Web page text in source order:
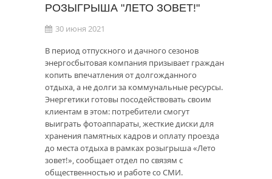
РОЗЫГРЫША "ЛЕТО ЗОВЕТ!"
30 июня 2021
В период отпускного и дачного сезонов
энергосбытовая компания призывает граждан
копить впечатления от долгожданного
отдыха, а не долги за коммунальные ресурсы.
Энергетики готовы посодействовать своим
клиентам в этом: потребители смогут
выиграть фотоаппараты, жесткие диски для
хранения памятных кадров и оплату проезда
до места отдыха в рамках розыгрыша «Лето
зовет!», сообщает отдел по связям с
общественностью и работе со СМИ.